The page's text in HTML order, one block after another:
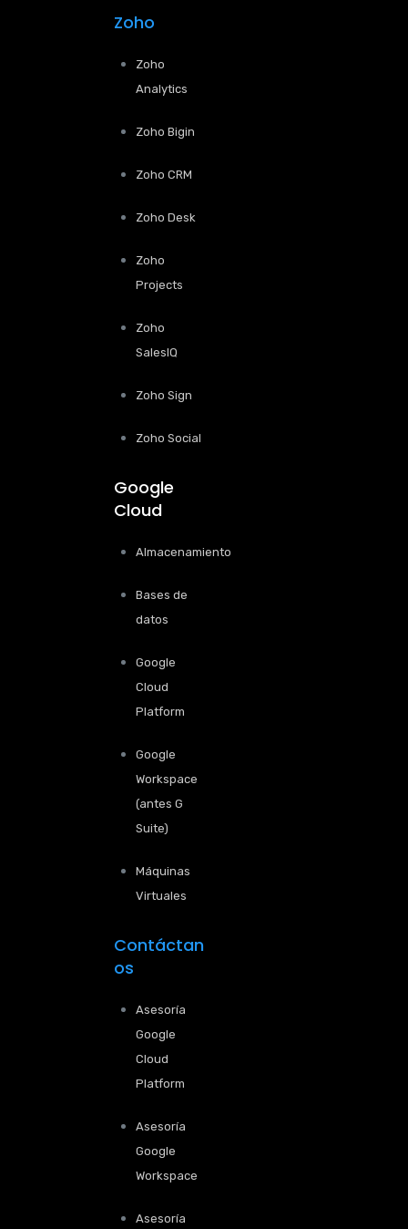
Zoho
Zoho
Analytics
Zoho Bigin
Zoho CRM
Zoho Desk
Zoho
Projects
Zoho
SalesIQ
Zoho Sign
Zoho Social
Google
Cloud
Almacenamiento
Bases de
datos
Google
Cloud
Platform
Google
Workspace
(antes G
Suite)
Máquinas
Virtuales
Contáctan
os
Asesoría
Google
Cloud
Platform
Asesoría
Google
Workspace
Asesoría